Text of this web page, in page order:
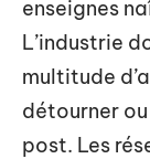
enseignes
L’industrie
multitude
détourner ou
post. Les